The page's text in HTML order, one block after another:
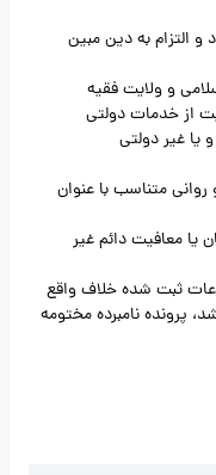
و التزام به دین مبین
و ولایت فقیه
از خدمات دولتی
یا غیر دولتی
متناسب با عنوان
یا معافیت دائم غیر
ثبت شده خلاف واقع
پرونده نامبرده مختومه